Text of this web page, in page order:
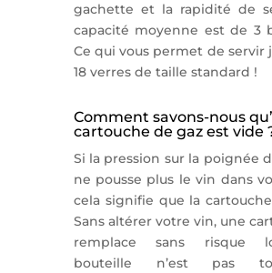
gachette et la rapidité de
capacité moyenne est de 3
Ce qui vous permet de servir
18 verres de taille standard !
Comment savons-nous
cartouche de gaz est vide
Si la pression sur la poignée
ne pousse plus le vin dans
cela signifie que la
Sans altérer votre vin, une
remplace sans risque
bouteille n’est pas